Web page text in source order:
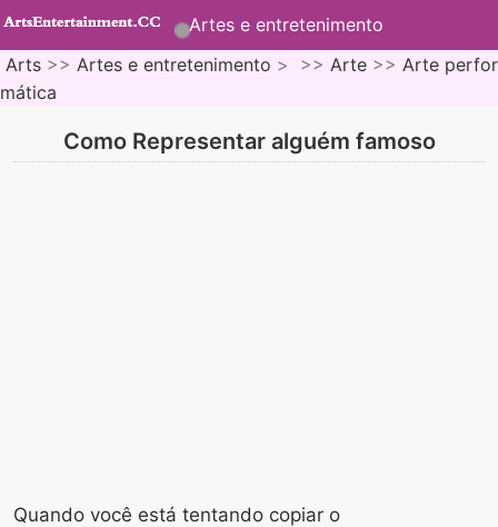
Artes e entretenimento
Arts >> Artes e entretenimento > >> Arte >> Arte perfor
mática
Como Representar alguém famoso
Quando você está tentando copiar o